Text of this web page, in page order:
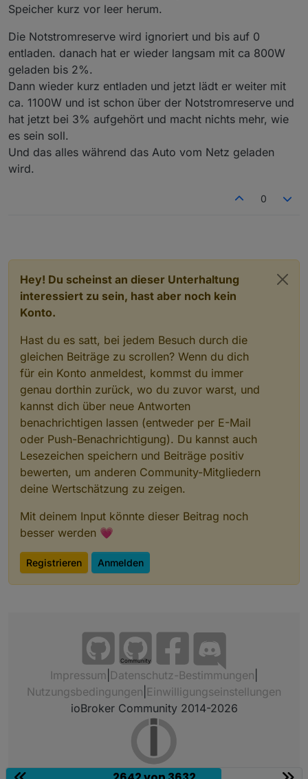
Speicher kurz vor leer herum.
Die Notstromreserve wird ignoriert und bis auf 0
entladen. danach hat er wieder langsam mit ca 800W
geladen bis 2%.
Dann wieder kurz entladen und jetzt lädt er weiter mit
ca. 1100W und ist schon über der Notstromreserve und
hat jetzt bei 3% aufgehört und macht nichts mehr, wie
es sein soll.
Und das alles während das Auto vom Netz geladen
wird.
0
Hey! Du scheinst an dieser Unterhaltung
interessiert zu sein, hast aber noch kein
Konto.
Hast du es satt, bei jedem Besuch durch die
gleichen Beiträge zu scrollen? Wenn du dich
für ein Konto anmeldest, kommst du immer
genau dorthin zurück, wo du zuvor warst, und
kannst dich über neue Antworten
benachrichtigen lassen (entweder per E-Mail
oder Push-Benachrichtigung). Du kannst auch
Lesezeichen speichern und Beiträge positiv
bewerten, um anderen Community-Mitgliedern
deine Wertschätzung zu zeigen.
Mit deinem Input könnte dieser Beitrag noch
besser werden 💗
Registrieren Anmelden
Community
Impressum Datenschutz-Bestimmungen
Nutzungsbedingungen Einwilligungseinstellungen
ioBroker Community 2014-2026